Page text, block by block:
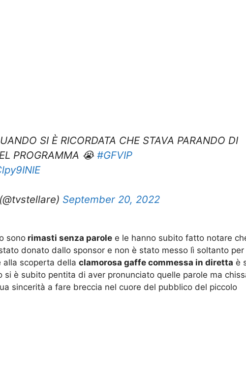
SI È RICORDATA CHE STAVA PARANDO DI
PROGRAMMA 😭 #GFVIP
September 20, 2022
donato dallo sponsor e non è stato messo lì soltanto per
alla scoperta dellaclamorosa gaffe commessa in direttaè
si è subito pentita di aver pronunciato quelle parole ma
sincerità a fare breccia nel cuore del pubblico del piccolo